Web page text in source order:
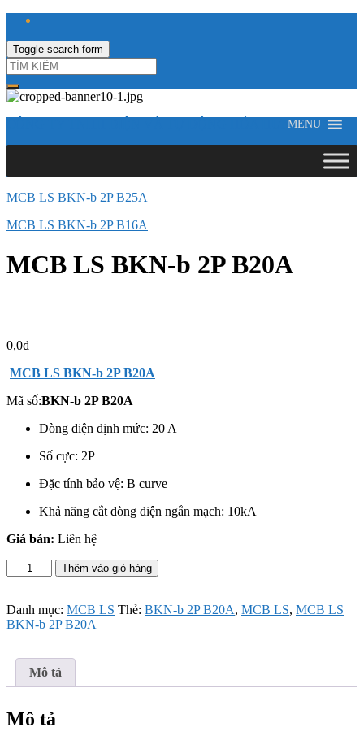
Toggle search form
CÔNG TY TNHH ĐIỆN VÀ TỰ ĐỘNG HÓA HƯNG LONG
MENU
MCB LS BKN-b 2P B25A
MCB LS BKN-b 2P B16A
MCB LS BKN-b 2P B20A
0,0₫
MCB LS BKN-b 2P B20A
Mã số:BKN-b 2P B20A
Dòng điện định mức: 20 A
Số cực: 2P
Đặc tính bảo vệ: B curve
Khả năng cắt dòng điện ngắn mạch: 10kA
Giá bán: Liên hệ
MCB
LS
b
2P
lượng
Thêm vào giỏ hàng
Danh mục: MCB LS Thẻ: BKN-b 2P B20A, MCB LS, MCB LS
BKN-b 2P B20A
Mô tả
Mô tả